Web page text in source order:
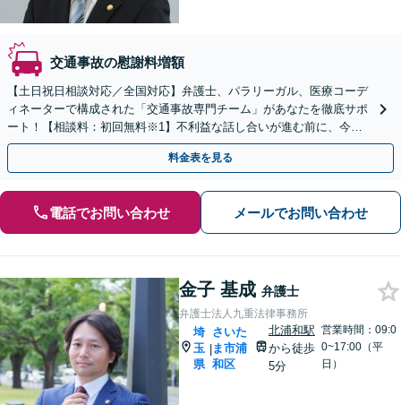
交通事故の慰謝料増額
【土日祝日相談対応／全国対応】弁護士、パラリーガル、医療コーデ
ィネーターで構成された「交通事故専門チーム」があなたを徹底サポ
ート！【相談料：初回無料※1】不利益な話し合いが進む前に、今す
ぐ相談！
料金表を見る
電話でお問い合わせ メールでお問い合わせ
金子 基成 弁護士
弁護士法人九重法律事務所
埼
玉
県
|
さいた
ま市浦
和区
北浦和駅
から徒歩
5分
営業時間：09:0
0~17:00（平
日）